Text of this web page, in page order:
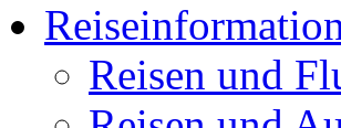
Reisen und